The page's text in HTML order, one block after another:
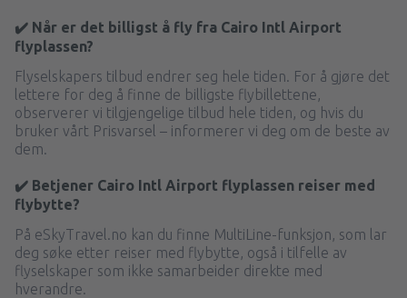
✔️ Når er det billigst å fly fra Cairo Intl Airport
flyplassen?
Flyselskapers tilbud endrer seg hele tiden. For å gjøre det
lettere for deg å finne de billigste flybillettene,
observerer vi tilgjengelige tilbud hele tiden, og hvis du
bruker vårt Prisvarsel – informerer vi deg om de beste av
dem.
✔️ Betjener Cairo Intl Airport flyplassen reiser med
flybytte?
På eSkyTravel.no kan du finne MultiLine-funksjon, som lar
deg søke etter reiser med flybytte, også i tilfelle av
flyselskaper som ikke samarbeider direkte med
hverandre.